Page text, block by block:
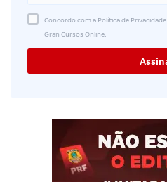
Concordo com a Política de
Gran Cursos Online.